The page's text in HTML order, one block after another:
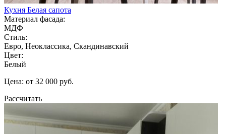
Кухня Белая сапота
Материал фасада:
МДФ
Стиль:
Евро, Неоклассика, Скандинавский
Цвет:
Белый
Цена: от 32 000 руб.
Рассчитать